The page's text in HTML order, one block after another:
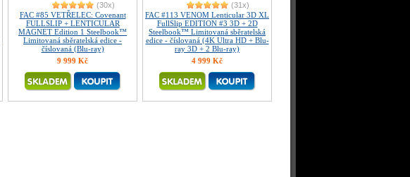
(30x)
FAC #85 VETŘELEC: Covenant
FULLSLIP + LENTICULAR
MAGNET Edition 1 Steelbook™
Limitovaná sběratelská edice -
číslovaná (Blu-ray)
9 999 Kč
(31x)
FAC #113 VENOM Lenticular 3D XL
FullSlip EDITION #3 3D + 2D
Steelbook™ Limitovaná sběratelská
edice - číslovaná (4K Ultra HD + Blu-
ray 3D + 2 Blu-ray)
4 999 Kč